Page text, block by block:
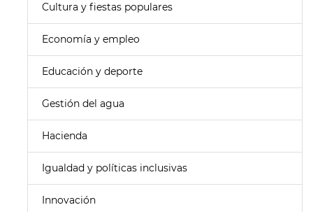
Cultura y fiestas populares
Economía y empleo
Educación y deporte
Gestión del agua
Hacienda
Igualdad y políticas inclusivas
Innovación